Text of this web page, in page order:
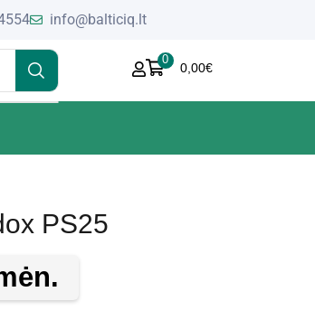
info@balticiq.lt
0
0,00€
PS25